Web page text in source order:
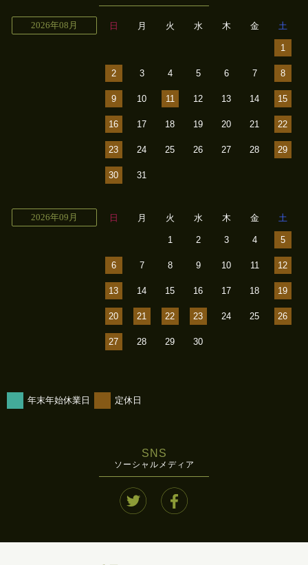
2026年08月 日 月 火 水 木 金 土
1
2 3 4 5 6 7 8
9 10 11 12 13 14 15
16 17 18 19 20 21 22
23 24 25 26 27 28 29
30 31
2026年09月 日 月 火 水 木 金 土
1 2 3 4 5
6 7 8 9 10 11 12
13 14 15 16 17 18 19
20 21 22 23 24 25 26
27 28 29 30
年末年始休業日 定休日
SNS
ソーシャルメディア